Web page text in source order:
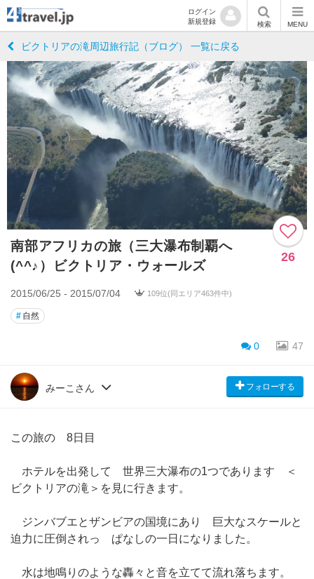
ログイン
新規登録
検索 MENU
ビクトリアの滝周辺旅行記（ブログ） 一覧に戻る
南部アフリカの旅（三大瀑布制覇へ
(^^♪）ビクトリア・ウォールズ
26
2015/06/25 - 2015/07/04 109位(同エリア463件中)
# 自然
0 47
みーこさん フォローする
この旅の 8日目
ホテルを出発して 世界三大瀑布の1つであります ＜
ビクトリアの滝＞を見に行きます。
ジンバブエとザンビアの国境にあり 巨大なスケールと
迫力に圧倒されっ ぱなしの一日になりました。
水は地鳴りのような轟々と音を立てて流れ落ちます。